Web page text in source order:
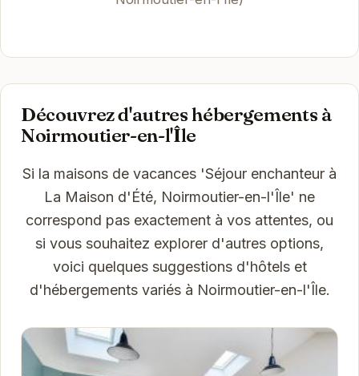
Découvrez d'autres hébergements à
Noirmoutier-en-l'Île
Si la maisons de vacances 'Séjour enchanteur à
La Maison d'Été, Noirmoutier-en-l'Île' ne
correspond pas exactement à vos attentes, ou
si vous souhaitez explorer d'autres options,
voici quelques suggestions d'hôtels et
d'hébergements variés à Noirmoutier-en-l'Île.